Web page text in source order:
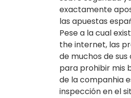
exactamente
las apuestas
Pese a la cual
the internet, las
de muchos de
para prohibir mis
de la companhia
inspección en el